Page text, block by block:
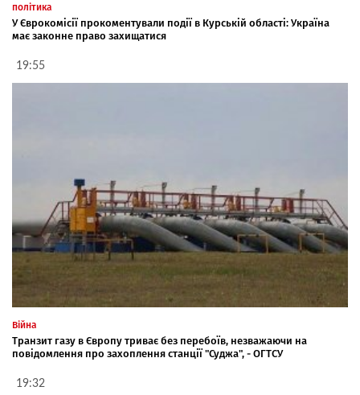
політика
У Єврокомісії прокоментували події в Курській області: Україна
має законне право захищатися
19:55
Війна
Транзит газу в Європу триває без перебоїв, незважаючи на
повідомлення про захоплення станції "Суджа", - ОГТСУ
19:32